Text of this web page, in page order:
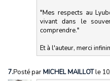
"Mes respects au
vivant dans le
comprendre."
Et à l'auteur, merci
7.Posté parMICHEL MAILLOTle